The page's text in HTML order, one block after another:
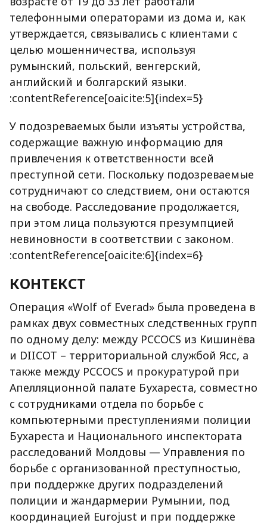
телефонными операторами из дома и, как
утверждается, связывались с клиентами с
целью мошенничества, используя
румынский, польский, венгерский,
английский и болгарский языки.
:contentReference[oaicite:5]{index=5}
У подозреваемых были изъяты устройства,
содержащие важную информацию для
привлечения к ответственности всей
преступной сети. Поскольку подозреваемые
сотрудничают со следствием, они остаются
на свободе. Расследование продолжается,
при этом лица пользуются презумпцией
невиновности в соответствии с законом.
:contentReference[oaicite:6]{index=6}
КОНТЕКСТ
Операция «Wolf of Everad» была проведена в
рамках двух совместных следственных групп
по одному делу: между PCCOCS из Кишинёва
и DIICOT – территориальной службой Ясс, а
также между PCCOCS и прокуратурой при
Апелляционной палате Бухареста, совместно
с сотрудниками отдела по борьбе с
компьютерными преступлениями полиции
Бухареста и Национального инспектората
расследований Молдовы — Управления по
борьбе с организованной преступностью,
при поддержке других подразделений
полиции и жандармерии Румынии, под
координацией Eurojust и при поддержке